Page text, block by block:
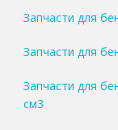
Запчасти для
Запчасти для
Запчасти для
см3